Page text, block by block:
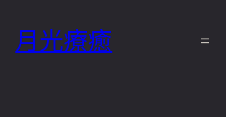
月光療癒